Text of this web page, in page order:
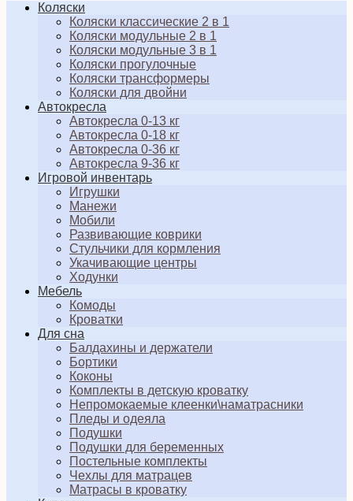
Коляски
Коляски классические 2 в 1
Коляски модульные 2 в 1
Коляски модульные 3 в 1
Коляски прогулочные
Коляски трансформеры
Коляски для двойни
Автокресла
Автокресла 0-13 кг
Автокресла 0-18 кг
Автокресла 0-36 кг
Автокресла 9-36 кг
Игровой инвентарь
Игрушки
Манежи
Мобили
Развивающие коврики
Стульчики для кормления
Укачивающие центры
Ходунки
Мебель
Комоды
Кроватки
Для сна
Балдахины и держатели
Бортики
Коконы
Комплекты в детскую кроватку
Непромокаемые клеенки\наматрасники
Пледы и одеяла
Подушки
Подушки для беременных
Постельные комплекты
Чехлы для матрацев
Матрасы в кроватку